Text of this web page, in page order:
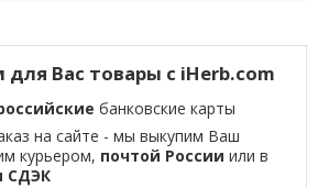
Вас товары с iHerb.com
банковские карты
на сайте - мы выкупим Ваш
курьером, почтой России или в
СДЭК